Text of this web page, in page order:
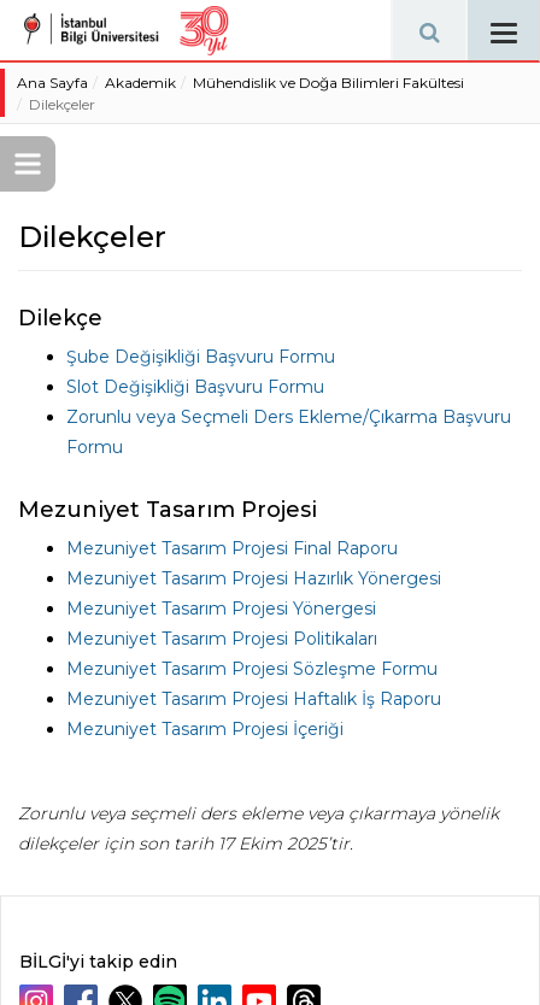
Ana Sayfa Akademik
Mühendislik ve Doğa Bilimleri Fakültesi
Dilekçeler
Dilekçeler
Dilekçe
Şube Değişikliği Başvuru Formu
Slot Değişikliği Başvuru Formu
Zorunlu veya Seçmeli Ders Ekleme/Çıkarma Başvuru
Formu
Mezuniyet Tasarım Projesi
Mezuniyet Tasarım Projesi Final Raporu
Mezuniyet Tasarım Projesi Hazırlık Yönergesi
Mezuniyet Tasarım Projesi Yönergesi
Mezuniyet Tasarım Projesi Politikaları
Mezuniyet Tasarım Projesi Sözleşme Formu
Mezuniyet Tasarım Projesi Haftalık İş Raporu
Mezuniyet Tasarım Projesi İçeriği
Zorunlu veya seçmeli ders ekleme veya çıkarmaya yönelik
dilekçeler için son tarih 17 Ekim 2025’tir.
BİLGİ'yi takip edin